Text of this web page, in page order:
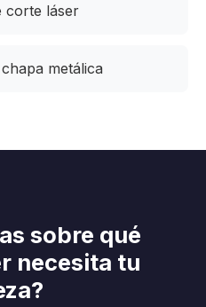
corte láser
metálica
sobre qué
necesita tu